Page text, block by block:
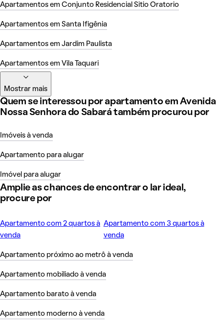
Apartamentos em Conjunto Residencial Sitio Oratorio
Apartamentos em Santa Ifigênia
Apartamentos em Jardim Paulista
Apartamentos em Vila Taquari
Mostrar mais
Quem se interessou por apartamento em Avenida
Nossa Senhora do Sabará também procurou por
Imóveis à venda
Apartamento para alugar
Imóvel para alugar
Amplie as chances de encontrar o lar ideal,
procure por
Apartamento com 2 quartos à
venda
Apartamento com 3 quartos à
venda
Apartamento próximo ao metrô à venda
Apartamento mobiliado à venda
Apartamento barato à venda
Apartamento moderno à venda